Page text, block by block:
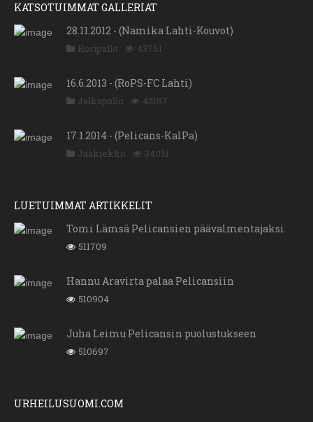
KATSOTUIMMAT GALLERIAT
28.11.2012 - (Namika Lahti-Kouvot)
Koripallo 43761
16.6.2013 - (RoPS-FC Lahti)
Jalkapallo 42187
17.1.2014 - (Pelicans-KalPa)
Jääkiekko 34051
LUETUIMMAT ARTIKKELIT
Tomi Lämsä Pelicansien päävalmentajaksi
511709
Hannu Aravirta palaa Pelicansiin
510904
Juha Leimu Pelicansin puolustukseen
510697
URHEILUSUOMI.COM